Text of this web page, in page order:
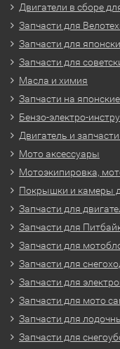
Двигатели в сборе
Запчасти для
Запчасти для
Запчасти для
Масла и химия
Запчасти на
Бензо-электро-
Двигатель и
Мото аксессуары
Мотоэкипировка,
Покрышки и камеры
Запчасти для
Запчасти для
Запчасти для
Запчасти для
Запчасти для
Запчасти для мото
Запчасти для
Запчасти для